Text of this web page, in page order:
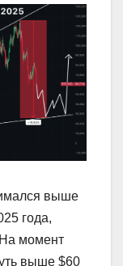
выше
года,
момент
выше $60